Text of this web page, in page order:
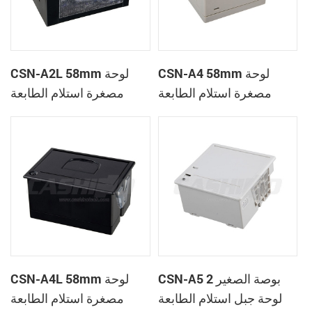
CSN-A2L 58mm لوحة
مصغرة استلام الطابعة
CSN-A4 58mm لوحة
مصغرة استلام الطابعة
CSN-A4L 58mm لوحة
مصغرة استلام الطابعة
CSN-A5 2 بوصة الصغير
لوحة جبل استلام الطابعة